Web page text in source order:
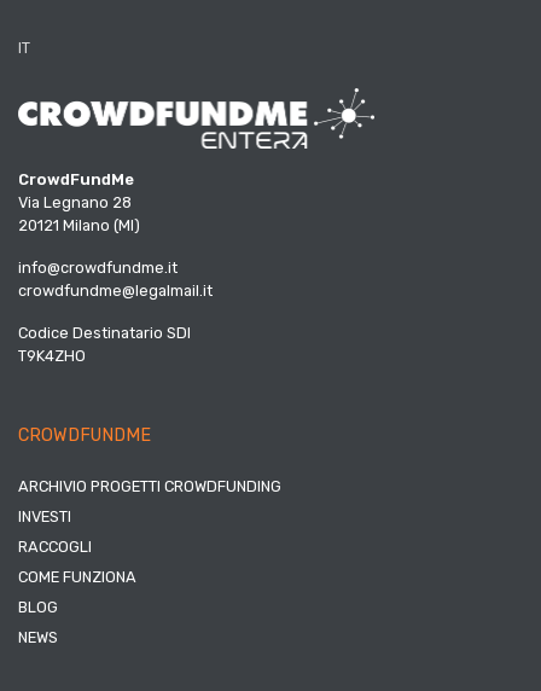
IT
CrowdFundMe
Via Legnano 28
20121 Milano (MI)
info@crowdfundme.it
crowdfundme@legalmail.it
Codice Destinatario SDI
T9K4ZHO
CROWDFUNDME
ARCHIVIO PROGETTI CROWDFUNDING
INVESTI
RACCOGLI
COME FUNZIONA
BLOG
NEWS